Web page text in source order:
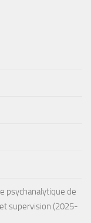
psychanalytique de
supervision (2025-